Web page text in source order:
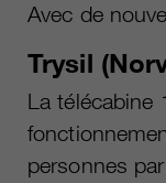
Avec de
Trysil
La télécabine
personnes